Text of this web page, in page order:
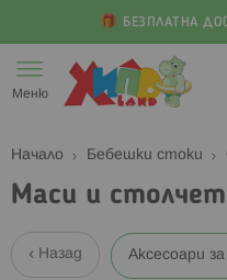
БЕЗПЛАТНА
към
съдържанието
Меню
Начало Бебешки стоки
Маси и
Назад Аксесоари